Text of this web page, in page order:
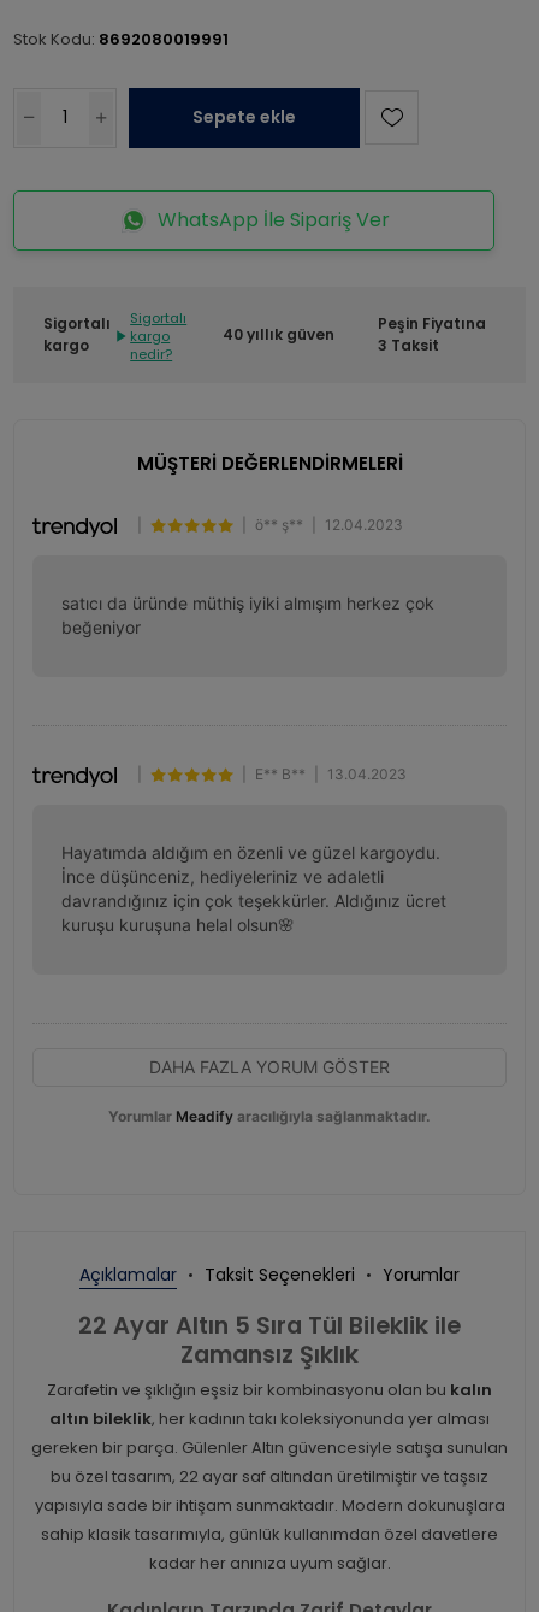
Stok Kodu: 8692080019991
Sepete ekle
WhatsApp İle Sipariş Ver
Sigortalı
kargo
Sigortalı
kargo
nedir?
40 yıllık güven
Peşin Fiyatına
3 Taksit
MÜŞTERİ DEĞERLENDİRMELERİ
ö** ş** 12.04.2023
satıcı da üründe müthiş iyiki almışım herkez çok
beğeniyor
E** B** 13.04.2023
Hayatımda aldığım en özenli ve güzel kargoydu.
İnce düşünceniz, hediyeleriniz ve adaletli
davrandığınız için çok teşekkürler. Aldığınız ücret
kuruşu kuruşuna helal olsun🌸
DAHA FAZLA YORUM GÖSTER
Yorumlar Meadify aracılığıyla sağlanmaktadır.
Açıklamalar Taksit Seçenekleri Yorumlar
22 Ayar Altın 5 Sıra Tül Bileklik ile
Zamansız Şıklık
Zarafetin ve şıklığın eşsiz bir kombinasyonu olan bu kalın
altın bileklik, her kadının takı koleksiyonunda yer alması
gereken bir parça. Gülenler Altın güvencesiyle satışa sunulan
bu özel tasarım, 22 ayar saf altından üretilmiştir ve taşsız
yapısıyla sade bir ihtişam sunmaktadır. Modern dokunuşlara
sahip klasik tasarımıyla, günlük kullanımdan özel davetlere
kadar her anınıza uyum sağlar.